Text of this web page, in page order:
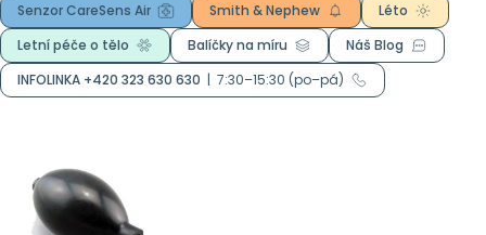
Senzor CareSens Air
Smith & Nephew
Léto
Letní péče o tělo
Balíčky na míru
Náš Blog
INFOLINKA +420 323 630 630 | 7:30–15:30 (po–pá)